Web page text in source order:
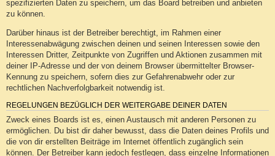
spezifizierten Daten zu speichern, um das Board betreiben und anbieten
zu können.
Darüber hinaus ist der Betreiber berechtigt, im Rahmen einer
Interessenabwägung zwischen deinen und seinen Interessen sowie den
Interessen Dritter, Zeitpunkte von Zugriffen und Aktionen zusammen mit
deiner IP-Adresse und der von deinem Browser übermittelter Browser-
Kennung zu speichern, sofern dies zur Gefahrenabwehr oder zur
rechtlichen Nachverfolgbarkeit notwendig ist.
REGELUNGEN BEZÜGLICH DER WEITERGABE DEINER DATEN
Zweck eines Boards ist es, einen Austausch mit anderen Personen zu
ermöglichen. Du bist dir daher bewusst, dass die Daten deines Profils und
die von dir erstellten Beiträge im Internet öffentlich zugänglich sein
können. Der Betreiber kann jedoch festlegen, dass einzelne Informationen